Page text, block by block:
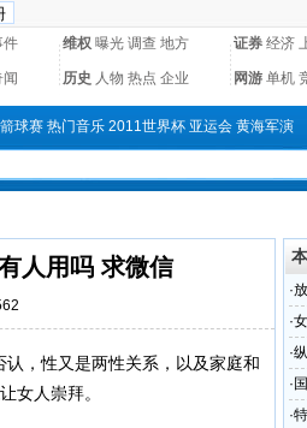
件 维权 曝光 调查 地方 证券 经济
历史 人物 热点 企业 网游 单机
球赛 热门音乐 2011世界杯 亚运会 黄海军演
人用吗 求微信
，性又是两性关系，以及家庭和
女人崇拜。
·
·
·
·
国
·